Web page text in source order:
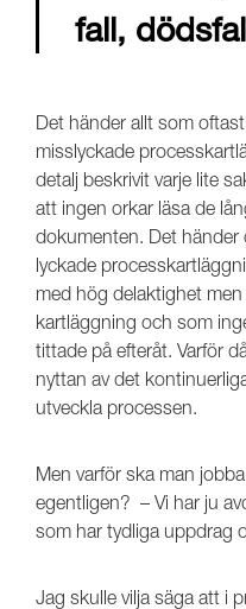
fall,
Det händer allt som
misslyckade
detalj beskrivit varje lite
att ingen orkar läsa de
dokumenten. Det händer
lyckade
med hög delaktighet
kartläggning och som
tittade på efteråt. Varför
nyttan av det
utveckla processen.
Men varför ska man
egentligen? – Vi har ju
som har tydliga uppdrag
Jag skulle vilja säga att i